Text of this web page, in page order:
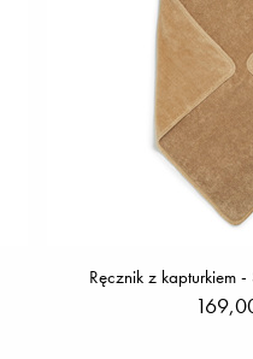
Ręcznik z kapturkiem